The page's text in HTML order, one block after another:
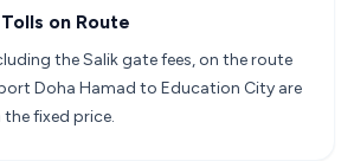
on Route
the Salik gate fees, on the route
Doha Hamad to Education City are
fixed price.